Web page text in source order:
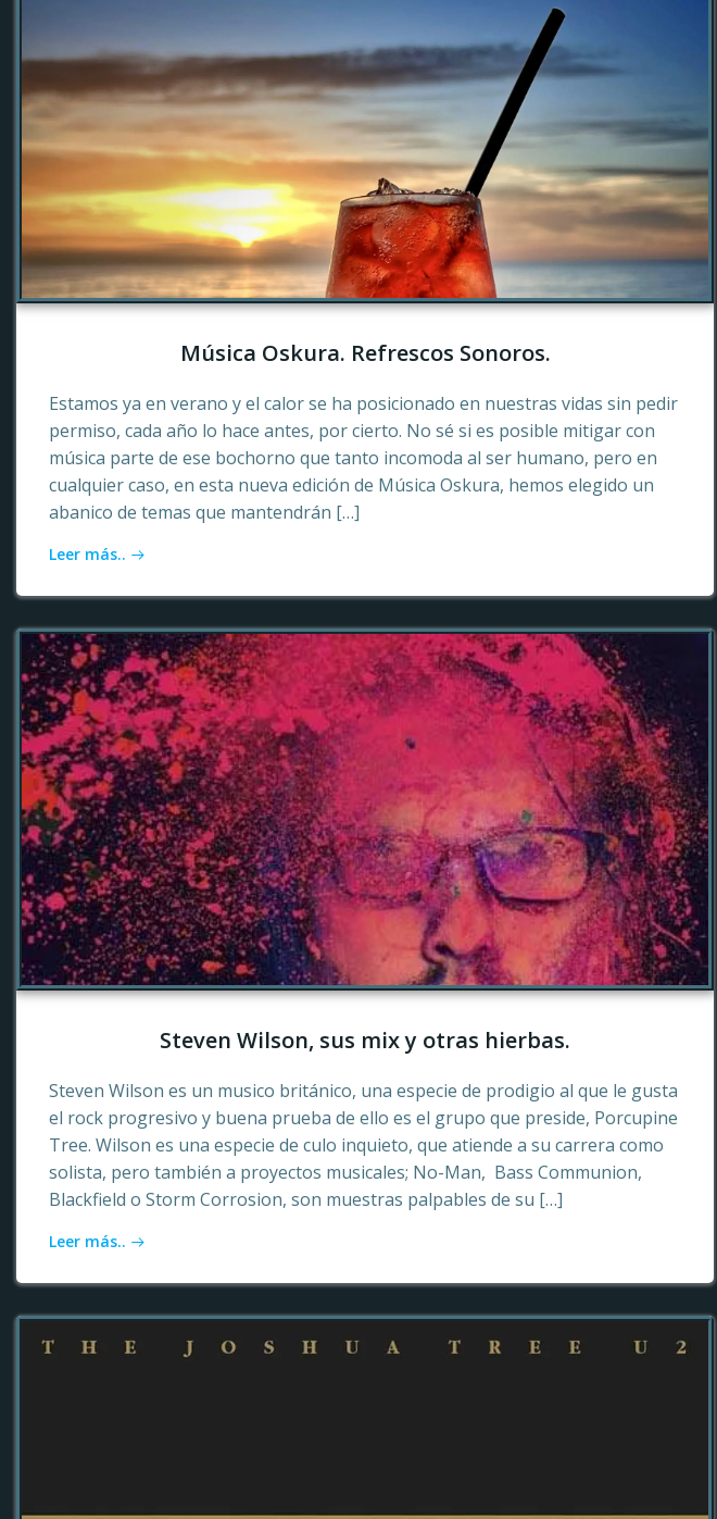
Música Oskura. Refrescos Sonoros.
Estamos ya en verano y el calor se ha posicionado en nuestras vidas sin pedir
permiso, cada año lo hace antes, por cierto. No sé si es posible mitigar con
música parte de ese bochorno que tanto incomoda al ser humano, pero en
cualquier caso, en esta nueva edición de Música Oskura, hemos elegido un
abanico de temas que mantendrán […]
Leer más..
Steven Wilson, sus mix y otras hierbas.
Steven Wilson es un musico británico, una especie de prodigio al que le gusta
el rock progresivo y buena prueba de ello es el grupo que preside, Porcupine
Tree. Wilson es una especie de culo inquieto, que atiende a su carrera como
solista, pero también a proyectos musicales; No-Man, Bass Communion,
Blackfield o Storm Corrosion, son muestras palpables de su […]
Leer más..